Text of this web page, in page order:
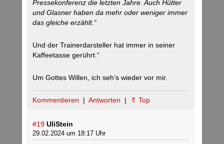
Pressekonferenz die letzten Jahre. Auch Hütter
und Glasner haben da mehr oder weniger immer
das gleiche erzählt.“
Und der Trainerdarsteller hat immer in seiner
Kaffeetasse gerührt.“
Um Gottes Willen, ich seh‘s wieder vor mir.
Kommentieren | Antworten | ⇑ Top
#19 UliStein
29.02.2024 um 18:17 Uhr